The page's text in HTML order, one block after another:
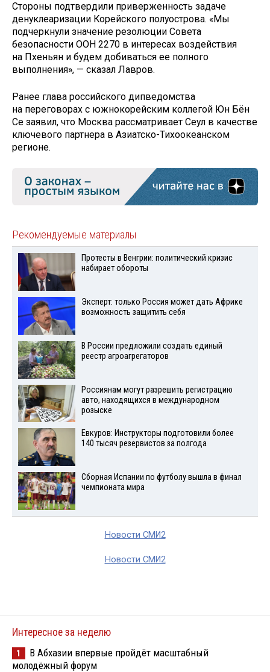
Стороны подтвердили приверженность задаче
денуклеаризации Корейского полуострова. «Мы
подчеркнули значение резолюции Совета
безопасности ООН 2270 в интересах воздействия
на Пхеньян и будем добиваться ее полного
выполнения», — сказал Лавров.
Ранее глава российского дипведомства
на переговорах с южнокорейским коллегой Юн Бён
Се заявил, что Москва рассматривает Сеул в качестве
ключевого партнера в Азиатско-Тихоокеанском
регионе.
Рекомендуемые материалы
Протесты в Венгрии: политический кризис
набирает обороты
Эксперт: только Россия может дать Африке
возможность защитить себя
В России предложили создать единый
реестр агроагрегаторов
Россиянам могут разрешить регистрацию
авто, находящихся в международном
розыске
Евкуров: Инструкторы подготовили более
140 тысяч резервистов за полгода
Сборная Испании по футболу вышла в финал
чемпионата мира
Новости СМИ2
Новости СМИ2
Интересное за неделю
1
В Абхазии впервые пройдёт масштабный
молодёжный форум